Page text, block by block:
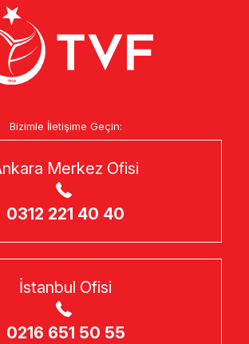
Bizimle İletişime Geçin:
Merkez Ofisi
0312 221 40 40
İstanbul Ofisi
0216 651 50 55